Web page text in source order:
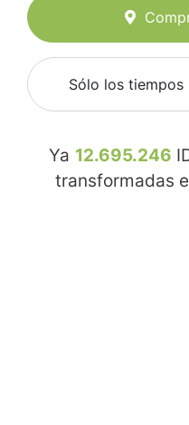
Sólo los tiempos
Ya 12.695.246
transformadas